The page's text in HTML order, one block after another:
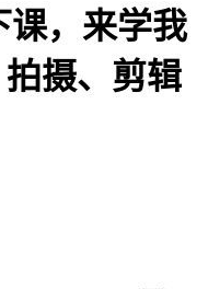
，来学我
摄、剪辑